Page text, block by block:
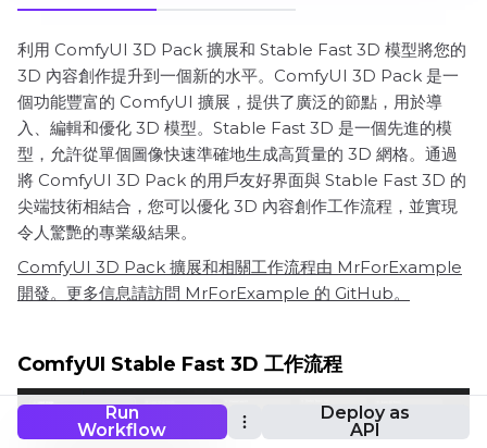
Run
Workflow
Deploy as
API
利用 ComfyUI 3D Pack 擴展和 Stable Fast 3D 模型將您的
3D 內容創作提升到一個新的水平。ComfyUI 3D Pack 是一
個功能豐富的 ComfyUI 擴展，提供了廣泛的節點，用於導
入、編輯和優化 3D 模型。Stable Fast 3D 是一個先進的模
型，允許從單個圖像快速準確地生成高質量的 3D 網格。通過
將 ComfyUI 3D Pack 的用戶友好界面與 Stable Fast 3D 的
尖端技術相結合，您可以優化 3D 內容創作工作流程，並實現
令人驚艷的專業級結果。
ComfyUI 3D Pack 擴展和相關工作流程由 MrForExample
開發。更多信息請訪問 MrForExample 的 GitHub。
ComfyUI Stable Fast 3D 工作流程